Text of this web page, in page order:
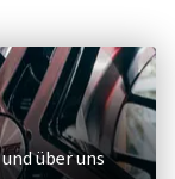
über uns